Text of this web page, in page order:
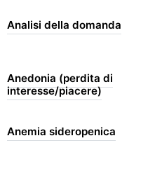
Analisi della domanda
Anedonia (perdita di
interesse/piacere)
Anemia sideropenica